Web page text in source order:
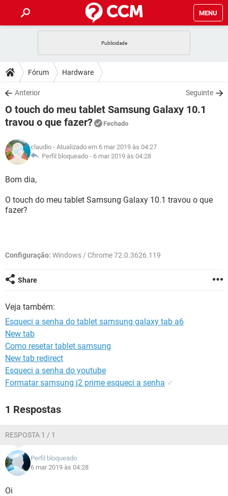
MENU
CELULAR
OUTLOOK
INSTAGRAM GMAIL
GUIA DE COMPRAS
DICAS
JOGOS
OUTLOOK
GUIA DE COMPRAS
DOWNLOADS
JOGOS WHATSAPP
CELULAR FACEBOOK
OUTLOOK EXCEL
INSTAGRAM
GUIA DE COMPRAS
FÓRUM
CELULAR FACEBOOK
GUIA DE COMPRAS
GLOSSÁRIO
JOGOS
CELULAR
OUTLOOK EXCEL
INSTAGRAM
Fórum Hardware
Anterior Seguinte
O touch do meu tablet Samsung Galaxy 10.1
travou o que fazer?
Fechado
claudio - Atualizado em 6 mar 2019 às 04:27
Perfil bloqueado - 6 mar 2019 às 04:28
Bom dia,
O touch do meu tablet Samsung Galaxy 10.1 travou o que
fazer?
Configuração: Windows / Chrome 72.0.3626.119
Share
Veja também:
Esqueci a senha do tablet samsung galaxy tab a6
New tab
Como resetar tablet samsung
New tab redirect
Esqueci a senha do youtube
Formatar samsung j2 prime esqueci a senha ✓
1 Respostas
RESPOSTA 1 / 1
Perfil bloqueado
6 mar 2019 às 04:28
Oi